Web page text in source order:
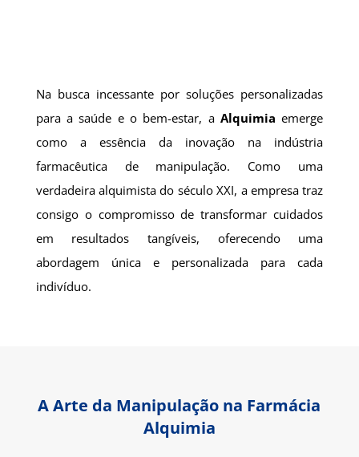
Na busca incessante por soluções personalizadas
para a saúde e o bem-estar, a Alquimia emerge
como a essência da inovação na indústria
farmacêutica de manipulação. Como uma
verdadeira alquimista do século XXI, a empresa traz
consigo o compromisso de transformar cuidados
em resultados tangíveis, oferecendo uma
abordagem única e personalizada para cada
indivíduo.
A Arte da Manipulação na Farmácia
Alquimia